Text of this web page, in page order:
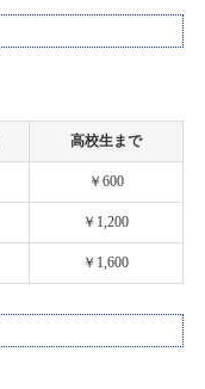
知らせ
知らせ
知らせ
高校生まで
￥600
￥1,200
￥1,600